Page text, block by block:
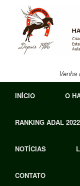
INÍCIO O
RANKING ADAL 2022
NOTÍCIAS
CONTATO